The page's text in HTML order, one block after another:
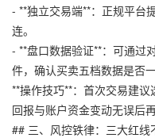
- **独立交易端**：正规平台
连。
- **盘口数据验证**：可通过
件，确认买卖五档数据是否一
**操作技巧**：首次交易建
回报与账户资金变动无误后
## 三、风控铁律：三大红线